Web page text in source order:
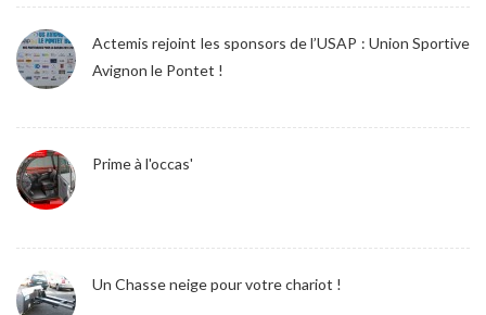
Actemis rejoint les sponsors de l’USAP : Union Sportive
Avignon le Pontet !
Prime à l'occas'
Un Chasse neige pour votre chariot !